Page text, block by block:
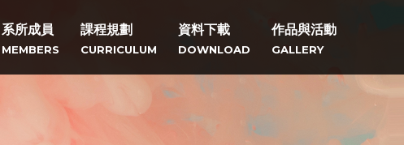
系所成員
MEMBERS
課程規劃
CURRICULUM
資料下載
DOWNLOAD
作品與活動
GALLERY